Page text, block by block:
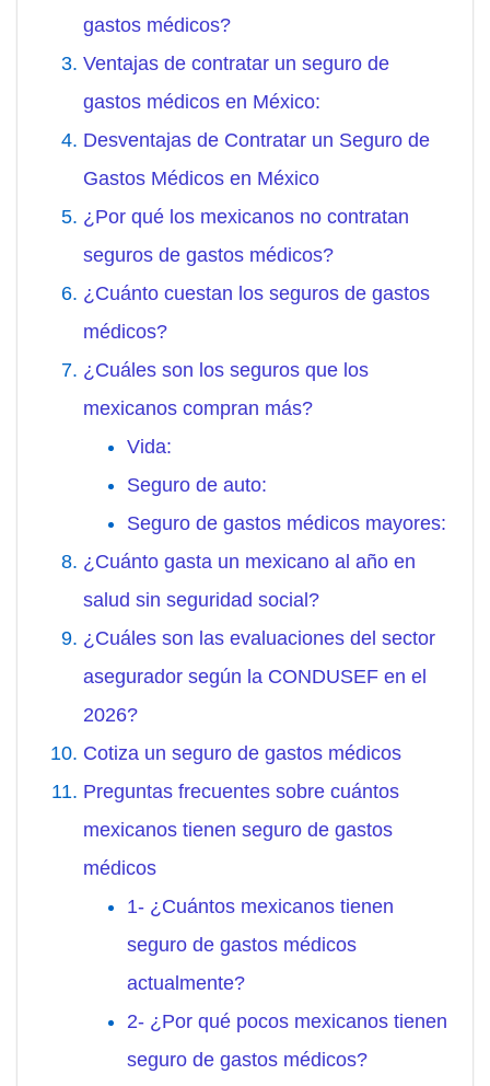
gastos médicos?
Ventajas de contratar un seguro de
gastos médicos en México:
Desventajas de Contratar un Seguro de
Gastos Médicos en México
¿Por qué los mexicanos no contratan
seguros de gastos médicos?
¿Cuánto cuestan los seguros de gastos
médicos?
¿Cuáles son los seguros que los
mexicanos compran más?
Vida:
Seguro de auto:
Seguro de gastos médicos mayores:
¿Cuánto gasta un mexicano al año en
salud sin seguridad social?
¿Cuáles son las evaluaciones del sector
asegurador según la CONDUSEF en el
2026?
Cotiza un seguro de gastos médicos
Preguntas frecuentes sobre cuántos
mexicanos tienen seguro de gastos
médicos
1- ¿Cuántos mexicanos tienen
seguro de gastos médicos
actualmente?
2- ¿Por qué pocos mexicanos tienen
seguro de gastos médicos?